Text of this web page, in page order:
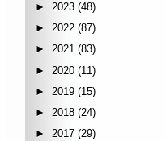
► 2023 (48)
► 2022 (87)
► 2021 (83)
► 2020 (11)
► 2019 (15)
► 2018 (24)
► 2017 (29)